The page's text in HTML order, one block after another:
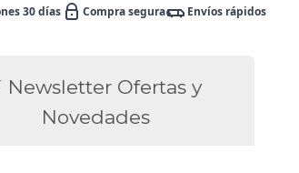
30 días Compra segura Envíos rápidos
Newsletter Ofertas y
Novedades